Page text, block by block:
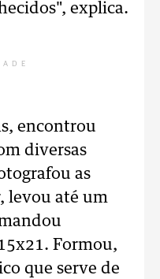
explica.
encontrou
diversas
as
levou até um
Formou,
que serve de